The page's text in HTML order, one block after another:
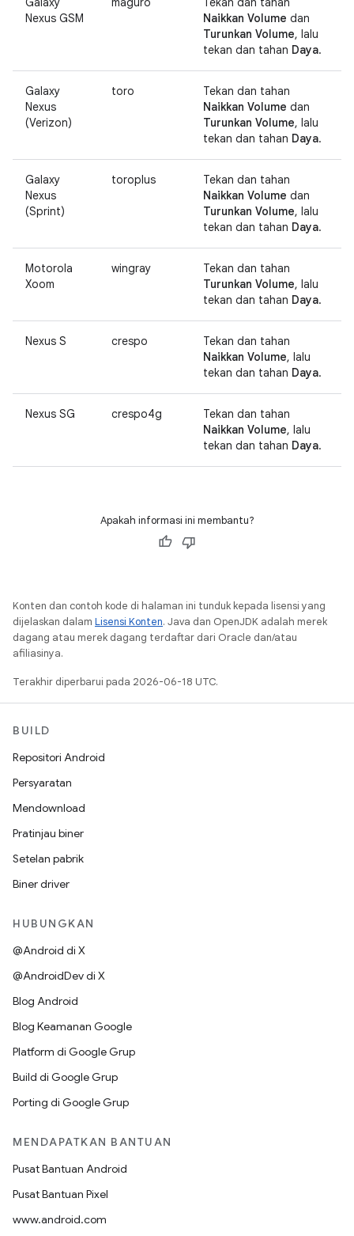
Nexus GSM
Naikkan Volume dan
Turunkan Volume, lalu
tekan dan tahan Daya.
Galaxy
Nexus
(Verizon)
toro
Tekan dan tahan
Naikkan Volume dan
Turunkan Volume, lalu
tekan dan tahan Daya.
Galaxy
Nexus
(Sprint)
toroplus
Tekan dan tahan
Naikkan Volume dan
Turunkan Volume, lalu
tekan dan tahan Daya.
Motorola
Xoom
wingray
Tekan dan tahan
Turunkan Volume, lalu
tekan dan tahan Daya.
Nexus S crespo
Tekan dan tahan
Naikkan Volume, lalu
tekan dan tahan Daya.
Nexus SG crespo4g
Tekan dan tahan
Naikkan Volume, lalu
tekan dan tahan Daya.
Apakah informasi ini membantu?
Konten dan contoh kode di halaman ini tunduk kepada lisensi yang
dijelaskan dalam Lisensi Konten. Java dan OpenJDK adalah merek
dagang atau merek dagang terdaftar dari Oracle dan/atau
afiliasinya.
Terakhir diperbarui pada 2026-06-18 UTC.
BUILD
Repositori Android
Persyaratan
Mendownload
Pratinjau biner
Setelan pabrik
Biner driver
HUBUNGKAN
@Android di X
@AndroidDev di X
Blog Android
Blog Keamanan Google
Platform di Google Grup
Build di Google Grup
Porting di Google Grup
MENDAPATKAN BANTUAN
Pusat Bantuan Android
Pusat Bantuan Pixel
www.android.com